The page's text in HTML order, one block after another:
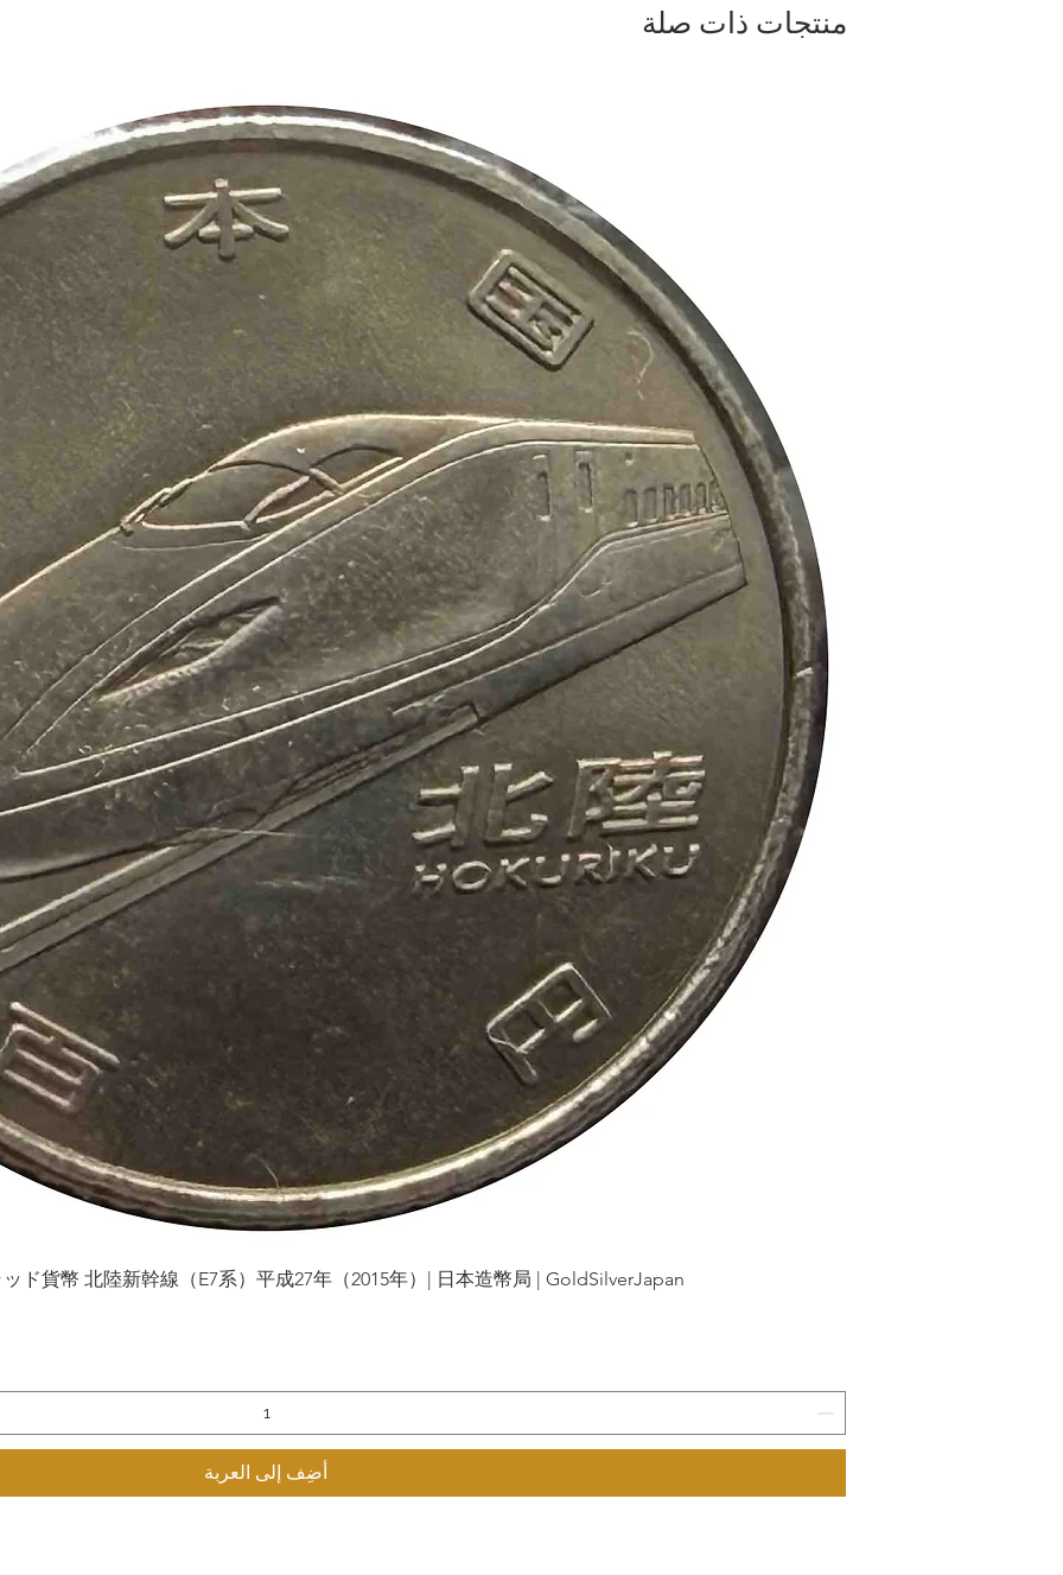
منتجات ذات صلة
العرض السريع
ド貨幣 北陸新幹線（E7系）平成27年（2015年）| 日本造幣局 | GoldSilverJapan
أضِف إلى العربة